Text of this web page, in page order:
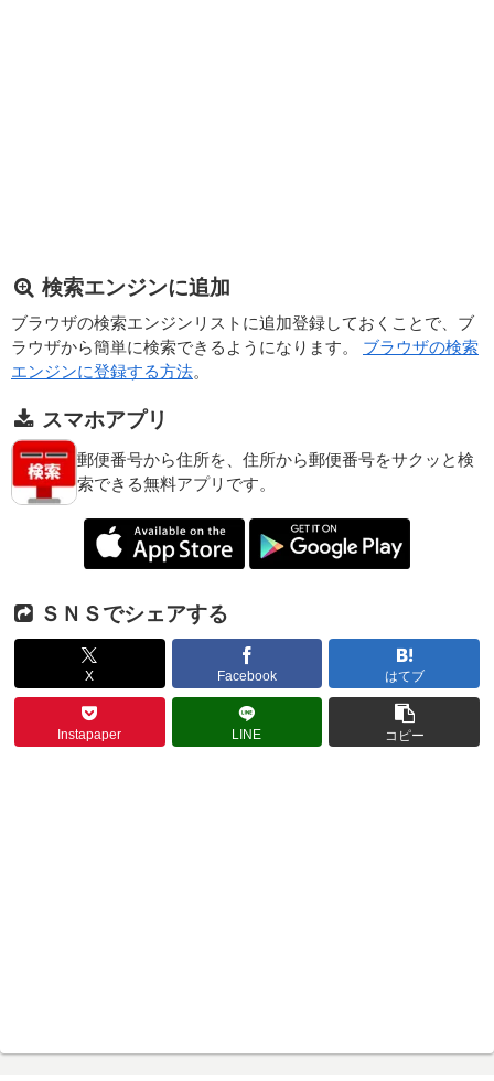
検索エンジンに追加
ブラウザの検索エンジンリストに追加登録しておくことで、ブ
ラウザから簡単に検索できるようになります。 ブラウザの検索
エンジンに登録する方法。
スマホアプリ
郵便番号から住所を、住所から郵便番号をサクッと検
索できる無料アプリです。
ＳＮＳでシェアする
X Facebook はてブ
Instapaper LINE コピー